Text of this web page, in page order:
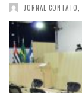
JORNAL CONTATO